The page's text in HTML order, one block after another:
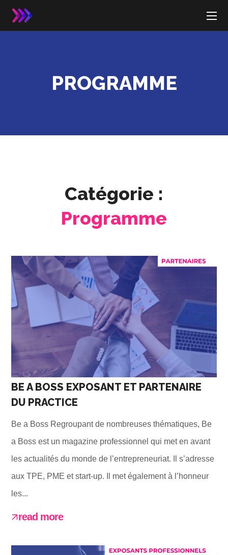
PROGRAMME
Catégorie :
Programme
BE A BOSS EXPOSANT ET PARTENAIRE
DU PRACTICE
Be a Boss Regroupant de nombreuses thématiques, Be
a Boss est un magazine professionnel qui met en avant
les actualités du monde de l’entrepreneuriat. Il s’adresse
aux TPE, PME et start-up. Il met également à l’honneur
les...
read more